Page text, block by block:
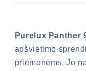
Purelux Panther
apšvietimo
priemonėms. Jo